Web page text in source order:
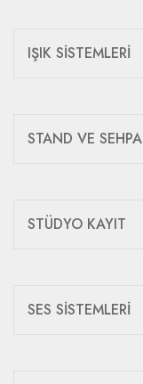
IŞIK SİSTEMLERİ
STAND VE SEHPA
STÜDYO KAYIT
SES SİSTEMLERİ